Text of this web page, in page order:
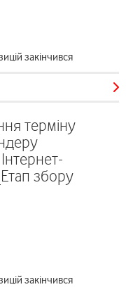
закінчився
терміну
збору
закінчився